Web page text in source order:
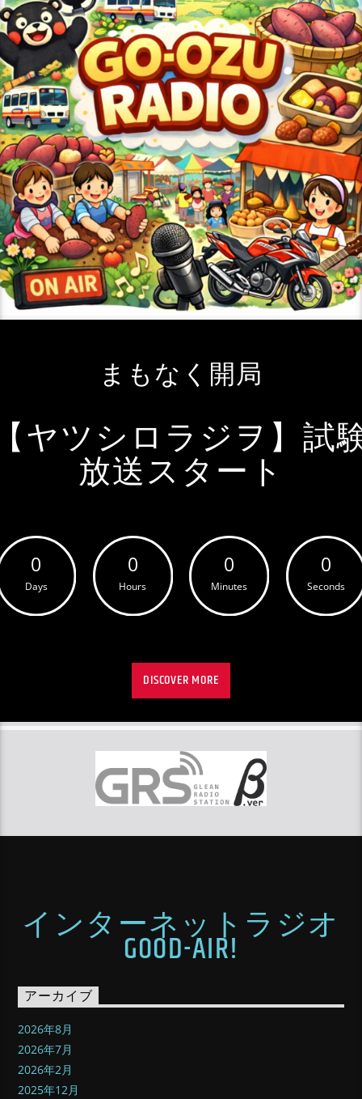
まもなく開局
ヤツシロラジヲ】試
放送スタート
0
Days
0
Hours
0
Minutes
0
Seconds
DISCOVER MORE
インターネットラジオ
GOOD-AIR!
アーカイブ
2026年8月
2026年7月
2026年2月
2025年12月